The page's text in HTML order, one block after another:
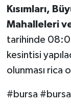
Kısımları,
Mahalleleri
tarihinde
kesintisi
olunması rica
#bursa